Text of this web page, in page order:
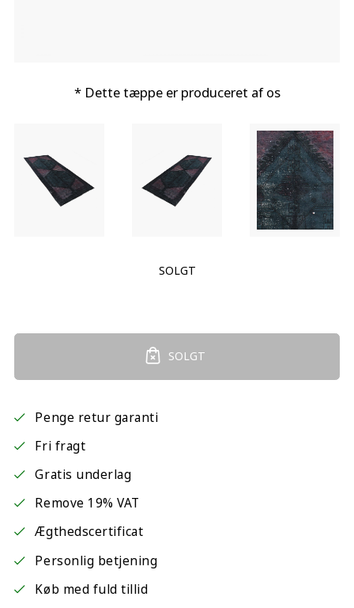
* Dette tæppe er produceret af os
SOLGT
SOLGT
Penge retur garanti
Fri fragt
Gratis underlag
Remove 19% VAT
Ægthedscertificat
Personlig betjening
Køb med fuld tillid